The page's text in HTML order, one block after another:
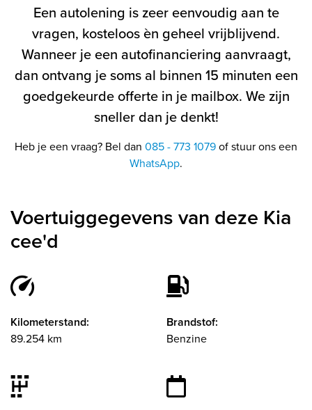
Een autolening is zeer eenvoudig aan te
vragen, kosteloos èn geheel vrijblijvend.
Wanneer je een autofinanciering aanvraagt,
dan ontvang je soms al binnen 15 minuten een
goedgekeurde offerte in je mailbox. We zijn
sneller dan je denkt!
Heb je een vraag? Bel dan 085 - 773 1079of stuur ons een
WhatsApp.
Voertuiggegevens van deze Kia
cee'd
Kilometerstand:
89.254 km
Brandstof:
Benzine